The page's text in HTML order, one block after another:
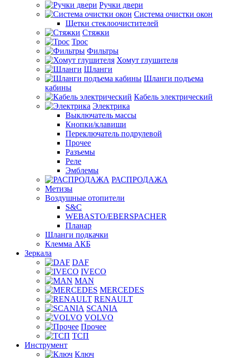
Ручки двери
Система очистки окон
Щетки стеклоочистителей
Стяжки
Трос
Фильтры
Хомут глушителя
Шланги
Шланги подъема
кабины
Кабель электрический
Электрика
Выключатель массы
Кнопки/клавиши
Переключатель подрулевой
Прочее
Разъемы
Реле
Эмблемы
РАСПРОДАЖА
Метизы
Воздушные отопители
S&C
WEBASTO/EBERSPACHER
Планар
Шланги подкачки
Клемма АКБ
Зеркала
DAF
IVECO
MAN
MERCEDES
RENAULT
SCANIA
VOLVO
Прочее
ТСП
Инструмент
Ключ